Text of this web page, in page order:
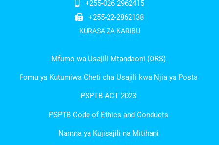
+255-026 2962415
+255-22-2862138
KURASA ZA KARIBU
Mfumo wa Usajili Mtandaoni (ORS)
Fomu ya Kutumiwa Cheti cha Usajili kwa Njia ya Posta
PSPTB ACT 2023
PSPTB Code of Ethics and Conducts
Namna ya Kujisajili na Mitihani